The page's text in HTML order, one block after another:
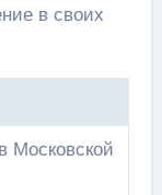
в своих
Московской